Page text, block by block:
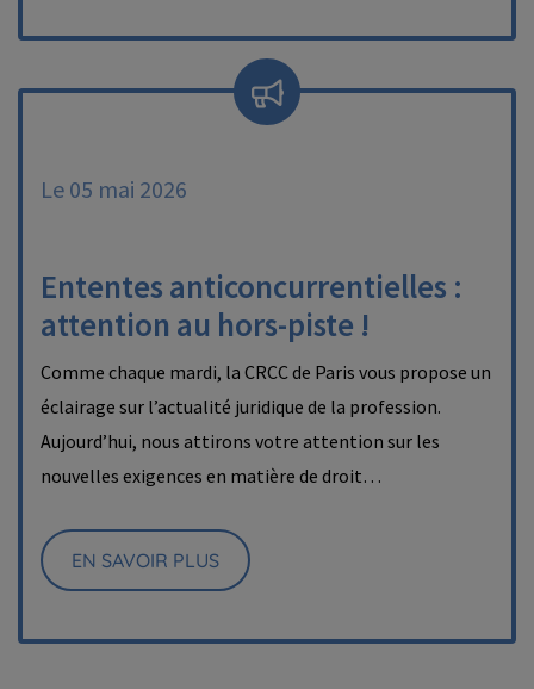
Le 05 mai 2026
Ententes anticoncurrentielles :
attention au hors-piste !
Comme chaque mardi, la CRCC de Paris vous propose un
éclairage sur l’actualité juridique de la profession.
Aujourd’hui, nous attirons votre attention sur les
nouvelles exigences en matière de droit…
EN SAVOIR PLUS